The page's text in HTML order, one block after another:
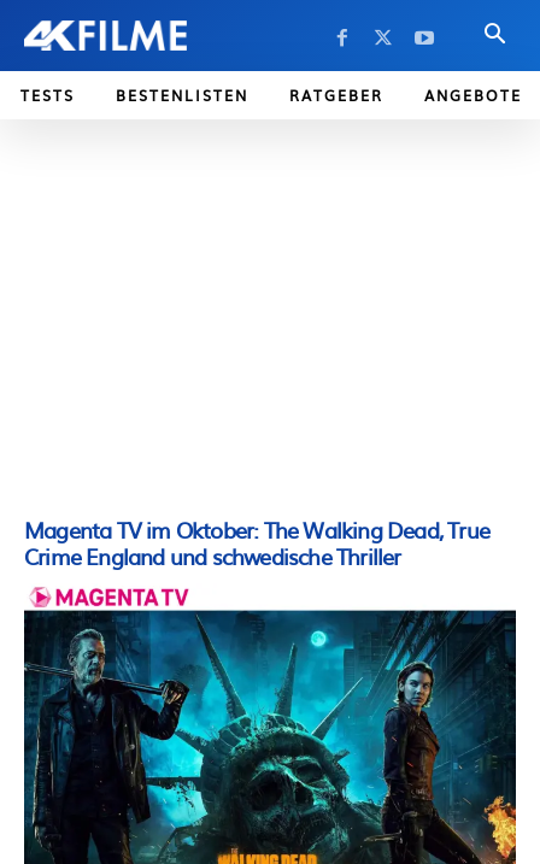
TESTS BESTENLISTEN RATGEBER ANGEBOTE
Magenta TV im Oktober: The Walking Dead, True
Crime England und schwedische Thriller